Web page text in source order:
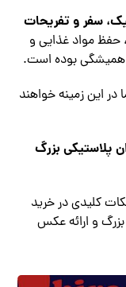
سفر و تفریحات
حفظ مواد غذایی و
همیشگی بوده است.
در این زمینه خواهند
پلاستیکی بزرگ
کلیدی در خرید
و ارائه عکس‌